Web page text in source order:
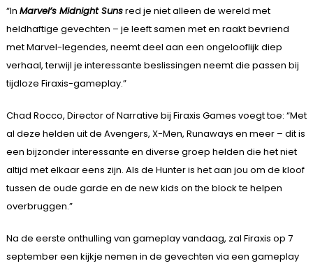
“In Marvel’s Midnight Sunsred je niet alleen de wereld met
heldhaftige gevechten – je leeft samen met en raakt bevriend
met Marvel-legendes, neemt deel aan een ongelooflijk diep
verhaal, terwijl je interessante beslissingen neemt die passen bij
tijdloze Firaxis-gameplay.”
Chad Rocco, Director of Narrative bij Firaxis Games voegt toe: “Met
al deze helden uit de Avengers, X-Men, Runaways en meer – dit is
een bijzonder interessante en diverse groep helden die het niet
altijd met elkaar eens zijn. Als de Hunter is het aan jou om de kloof
tussen de oude garde en de new kids on the block te helpen
overbruggen.”
Na de eerste onthulling van gameplay vandaag, zal Firaxis op 7
september een kijkje nemen in de gevechten via een gameplay